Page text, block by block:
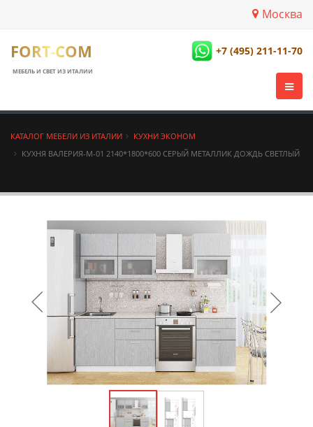
Москва
FORT-COM
МЕБЕЛЬ И СВЕТ ИЗ ИТАЛИИ
+7 (495) 211-11-70
КАТАЛОГ МЕБЕЛИ ИЗ ИТАЛИИ
КУХНИ ЭКОНОМ
КУХНЯ ВАЛЕРИЯ-М-01 2140*1800*600 СЕРЫЙ МЕТАЛЛИК ДОЖДЬ СВЕТЛЫЙ